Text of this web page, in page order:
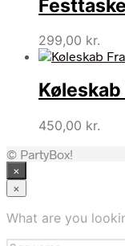
299,00 kr.
450,00 kr.
© PartyBox!
×
×
What are you